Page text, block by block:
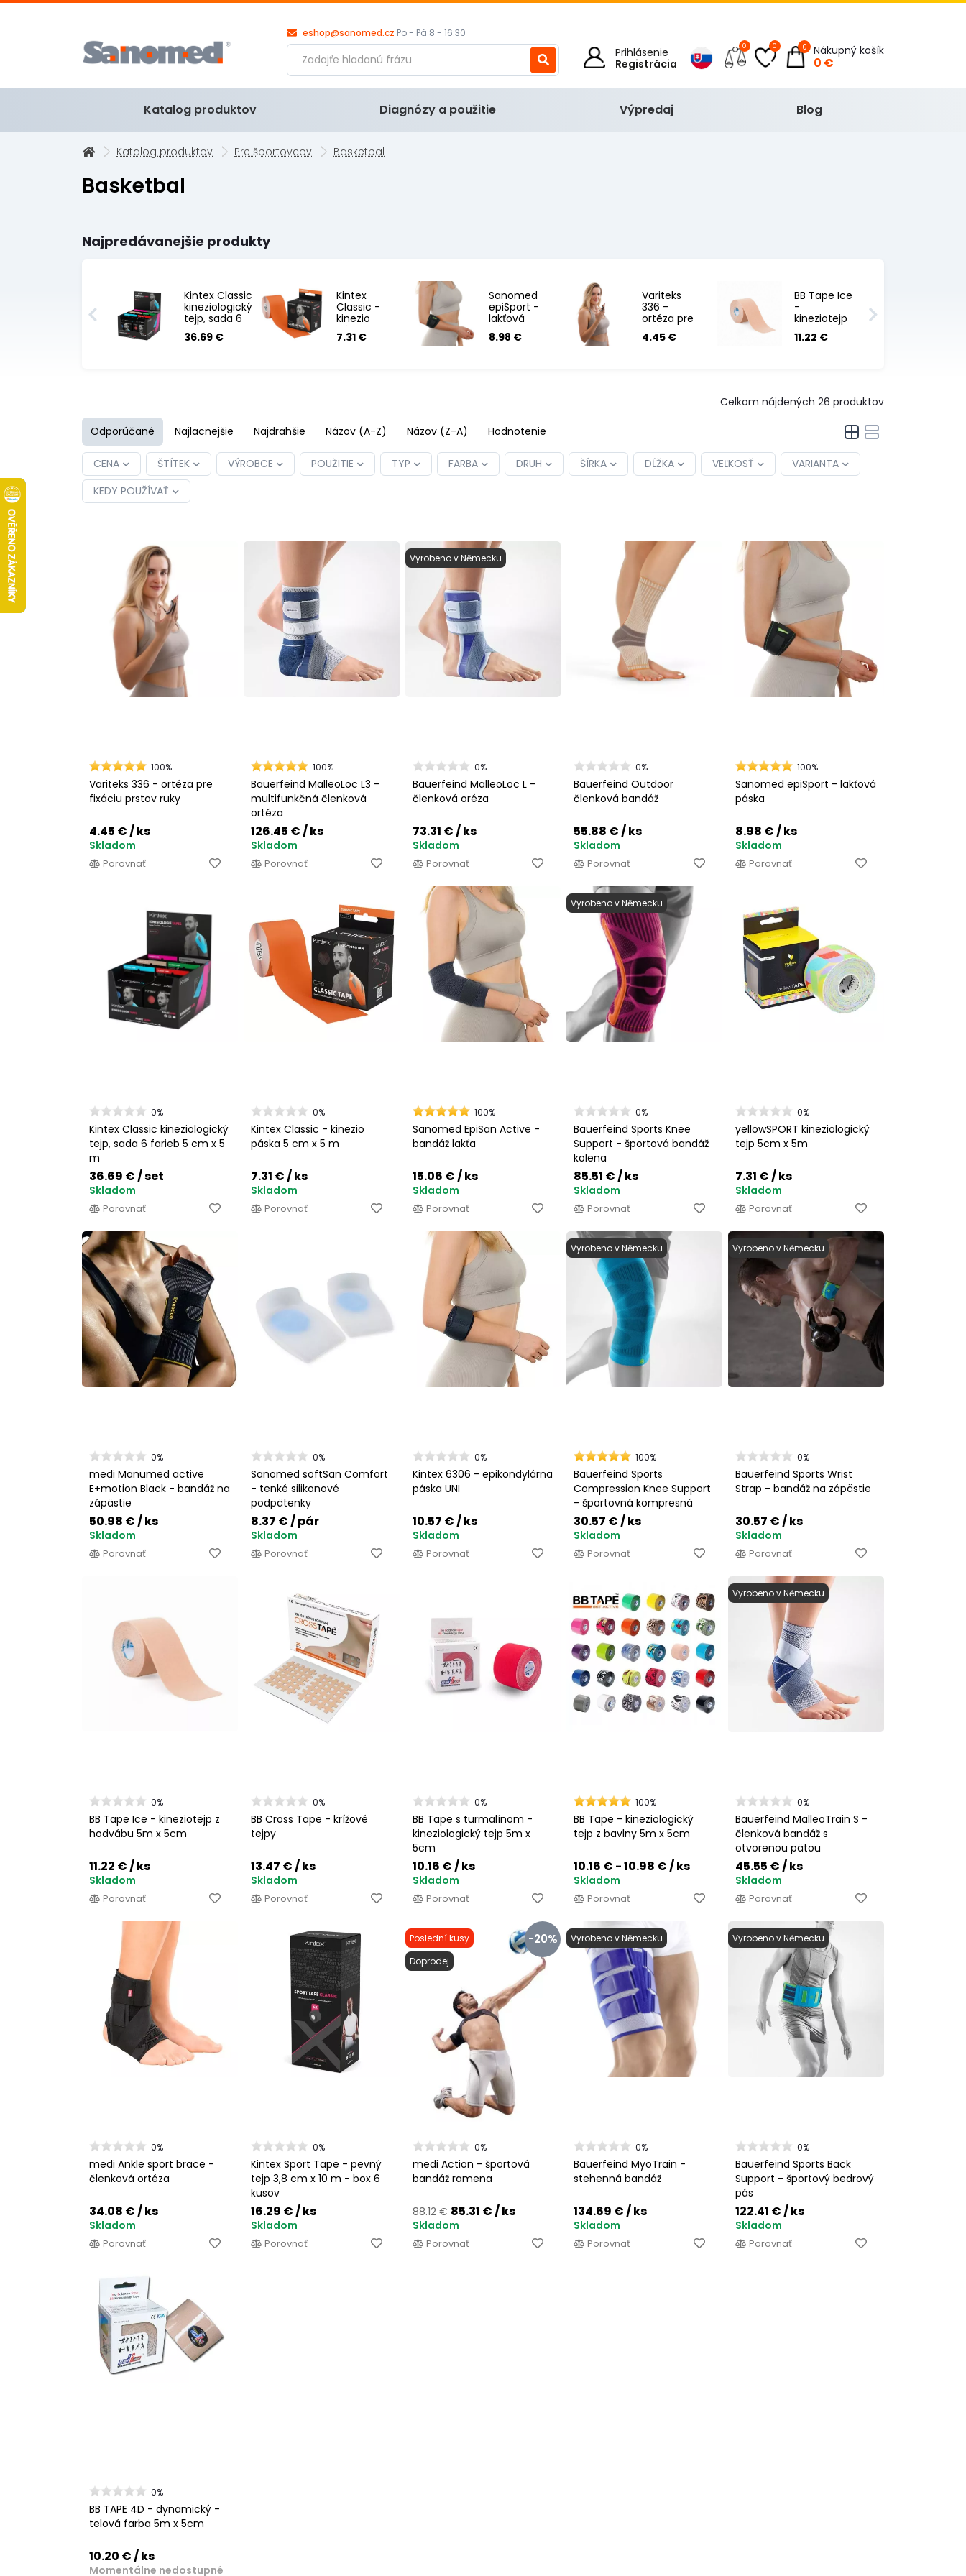
eshop@sanomed.cz Po - Pá 8 - 16:30
Prihlásenie
Registrácia
0 0 Nákupný košík
0 €
0
Katalog produktov Diagnózy a použitie Výpredaj Blog
Katalog produktov Pre športovcov Basketbal
Basketbal
Najpredávanejšie produkty
Kintex Classic
kineziologický
tejp, sada 6
farieb 5 cm x
5 m
36.69 €
Kintex
Classic -
kinezio
páska 5 cm
x 5 m
7.31 €
Sanomed
epiSport -
lakťová
páska
8.98 €
Variteks
336 -
ortéza pre
fixáciu
prstov ruky
4.45 €
BB Tape Ice
-
kineziotejp
z hodvábu
5m x 5cm
11.22 €
Celkom nájdených 26 produktov
Odporúčané Najlacnejšie Najdrahšie Názov (A-Z) Názov (Z-A) Hodnotenie
CENA ŠTÍTEK VÝROBCE POUŽITIE TYP FARBA DRUH ŠÍRKA DĹŽKA VEĽKOSŤ
VARIANTA
KEDY POUŽÍVAŤ
100%
Variteks 336 - ortéza pre
fixáciu prstov ruky
4.45 €/ ks
Skladom
Porovnať
100%
Bauerfeind MalleoLoc L3 -
multifunkčná členková
ortéza
126.45 €/ ks
Skladom
Porovnať
Vyrobeno v Německu
0%
Bauerfeind MalleoLoc L -
členková oréza
73.31 €/ ks
Skladom
Porovnať
0%
Bauerfeind Outdoor
členková bandáž
55.88 €/ ks
Skladom
Porovnať
100%
Sanomed epiSport - lakťová
páska
8.98 €/ ks
Skladom
Porovnať
0%
Kintex Classic kineziologický
tejp, sada 6 farieb 5 cm x 5
m
36.69 €/ set
Skladom
Porovnať
0%
Kintex Classic - kinezio
páska 5 cm x 5 m
7.31 €/ ks
Skladom
Porovnať
100%
Sanomed EpiSan Active -
bandáž lakťa
15.06 €/ ks
Skladom
Porovnať
Vyrobeno v Německu
0%
Bauerfeind Sports Knee
Support - športová bandáž
kolena
85.51 €/ ks
Skladom
Porovnať
0%
yellowSPORT kineziologický
tejp 5cm x 5m
7.31 €/ ks
Skladom
Porovnať
0%
medi Manumed active
E+motion Black - bandáž na
zápästie
50.98 €/ ks
Skladom
Porovnať
0%
Sanomed softSan Comfort
- tenké silikonové
podpätenky
8.37 €/ pár
Skladom
Porovnať
0%
Kintex 6306 - epikondylárna
páska UNI
10.57 €/ ks
Skladom
Porovnať
Vyrobeno v Německu
100%
Bauerfeind Sports
Compression Knee Support
- športovná kompresná
kolenná bandáž
30.57 €/ ks
Skladom
Porovnať
Vyrobeno v Německu
0%
Bauerfeind Sports Wrist
Strap - bandáž na zápästie
30.57 €/ ks
Skladom
Porovnať
0%
BB Tape Ice - kineziotejp z
hodvábu 5m x 5cm
11.22 €/ ks
Skladom
Porovnať
0%
BB Cross Tape - krížové
tejpy
13.47 €/ ks
Skladom
Porovnať
0%
BB Tape s turmalínom -
kineziologický tejp 5m x
5cm
10.16 €/ ks
Skladom
Porovnať
100%
BB Tape - kineziologický
tejp z bavlny 5m x 5cm
10.16 € - 10.98 €/ ks
Skladom
Porovnať
Vyrobeno v Německu
0%
Bauerfeind MalleoTrain S -
členková bandáž s
otvorenou pätou
45.55 €/ ks
Skladom
Porovnať
0%
medi Ankle sport brace -
členková ortéza
34.08 €/ ks
Skladom
Porovnať
0%
Kintex Sport Tape - pevný
tejp 3,8 cm x 10 m - box 6
kusov
16.29 €/ ks
Skladom
Porovnať
-20%
Poslední kusy
Doprodej
0%
medi Action - športová
bandáž ramena
88.12 € 85.31 €/ ks
Skladom
Porovnať
Vyrobeno v Německu
0%
Bauerfeind MyoTrain -
stehenná bandáž
134.69 €/ ks
Skladom
Porovnať
Vyrobeno v Německu
0%
Bauerfeind Sports Back
Support - športový bedrový
pás
122.41 €/ ks
Skladom
Porovnať
0%
BB TAPE 4D - dynamický -
telová farba 5m x 5cm
10.20 €/ ks
Momentálne nedostupné